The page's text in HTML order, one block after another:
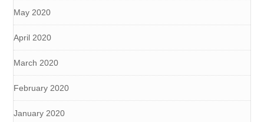
May 2020
April 2020
March 2020
February 2020
January 2020